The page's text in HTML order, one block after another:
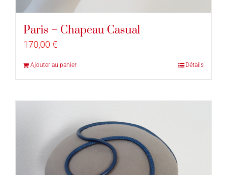
Paris – Chapeau Casual
170,00 €
Ajouter au panier Détails